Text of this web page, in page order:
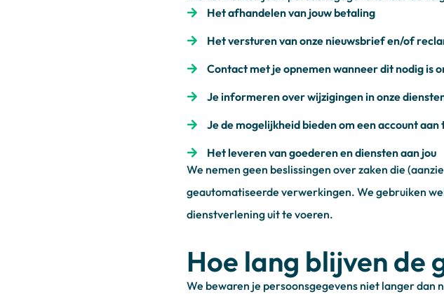
Het afhandelen van jouw betaling
Het versturen van onze nieuwsbrief en/of
Contact met je opnemen wanneer dit nodig is
Je informeren over wijzigingen in onze
Je de mogelijkheid bieden om een account aan
Het leveren van goederen en diensten aan jou
We nemen geen beslissingen over zaken die
geautomatiseerde verwerkingen. We gebruiken
dienstverlening uit te voeren.
Hoe lang blijven de
We bewaren je persoonsgegevens niet langer dan